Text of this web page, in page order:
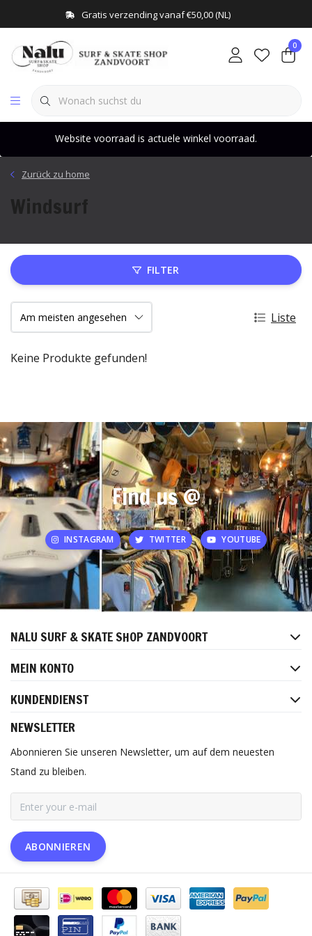
Gratis verzending vanaf €50,00 (NL)
0
Website voorraad is actuele winkel voorraad.
Zurück zu home
Windsurf
FILTER
Liste
Keine Produkte gefunden!
Find us @
INSTAGRAM TWITTER YOUTUBE
NALU SURF & SKATE SHOP ZANDVOORT
MEIN KONTO
KUNDENDIENST
NEWSLETTER
Abonnieren Sie unseren Newsletter, um auf dem neuesten
Stand zu bleiben.
ABONNIEREN